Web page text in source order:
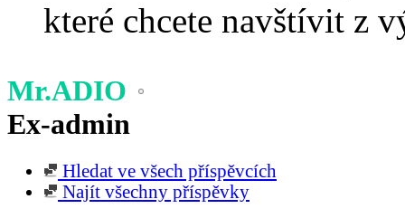
které chcete navštívit z
Mr.ADIO
Ex-admin
Hledat ve všech příspěvcích
Najít všechny příspěvky